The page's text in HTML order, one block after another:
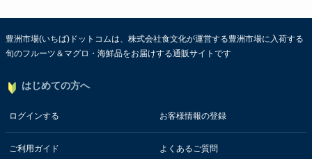
豊洲市場(いちば)ドットコムは、株式会社食文化が運営する豊洲市場に入荷する
旬のフルーツ＆マグロ・海鮮品をお届けする通販サイトです
はじめての方へ
ログインする お客様情報の登録
ご利用ガイド よくあるご質問